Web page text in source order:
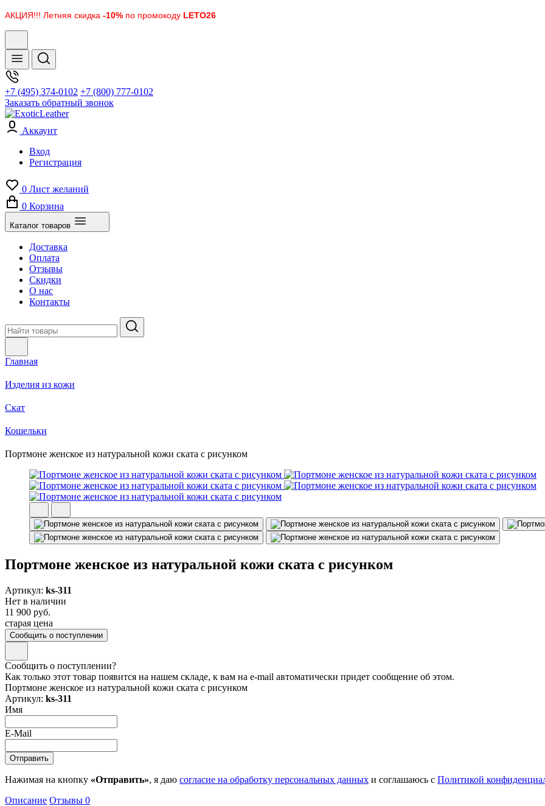
АКЦИЯ!!! Летняя скидка -10% по промокоду LETO26
+7 (495) 374-0102 +7 (800) 777-0102
Заказать обратный звонок
Аккаунт
Вход
Регистрация
0 Лист желаний
0 Корзина
Каталог товаров
Доставка
Оплата
Отзывы
Скидки
О нас
Контакты
Главная
Изделия из кожи
Скат
Кошельки
Портмоне женское из натуральной кожи ската с рисунком
Портмоне женское из натуральной кожи ската с рисунком
Артикул: ks-311
Нет в наличии
11 900 руб.
старая цена
Сообщить о поступлении
Сообщить о поступлении?
Как только этот товар появится на нашем складе, к вам на e-mail автоматически придет сообщение об этом.
Портмоне женское из натуральной кожи ската с рисунком
Артикул: ks-311
Имя
E-Mail
Нажимая на кнопку «Отправить», я даю согласие на обработку персональных данных и соглашаюсь с Политикой
Описание Отзывы 0